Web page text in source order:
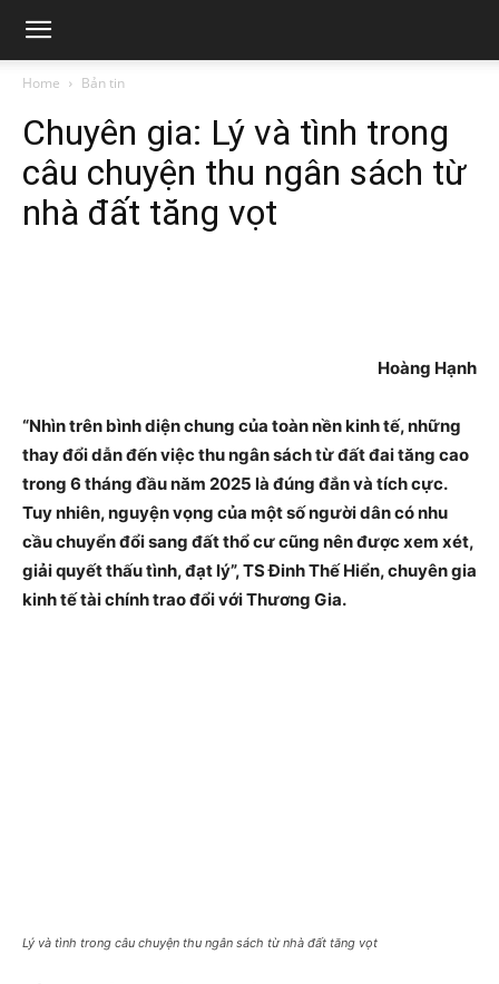
Viện
nghiên
cứu
kinh
Home Bản tin
Chuyên gia: Lý và tình trong
câu chuyện thu ngân sách từ
nhà đất tăng vọt
Hoàng Hạnh
“Nhìn trên bình diện chung của toàn nền kinh tế, những
thay đổi dẫn đến việc thu ngân sách từ đất đai tăng cao
trong 6 tháng đầu năm 2025 là đúng đắn và tích cực.
Tuy nhiên, nguyện vọng của một số người dân có nhu
cầu chuyển đổi sang đất thổ cư cũng nên được xem xét,
giải quyết thấu tình, đạt lý”, TS Đinh Thế Hiển, chuyên gia
kinh tế tài chính trao đổi với Thương Gia.
Lý và tình trong câu chuyện thu ngân sách từ nhà đất tăng vọt